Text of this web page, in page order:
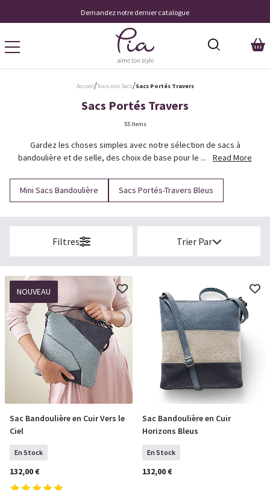
Livraison À Domicile 9,95 €
Accueil/Tous nos Sacs/Sacs Portés Travers
Sacs Portés Travers
55 Items
Gardez les choses simples avec notre sélection de sacs à
bandoulière et de selle, des choix de base pour le ...
Read More
Mini Sacs Bandoulière Sacs Portés-Travers Bleus
Filtres Trier Par
NOUVEAU
COMMANDER
Sac Bandoulière en Cuir Vers le
Ciel
En Stock
132,00 €
COMMANDER
Sac Bandoulière en Cuir
Horizons Bleus
En Stock
132,00 €